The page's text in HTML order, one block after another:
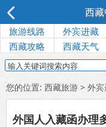
西
旅游线路 外宾进藏
西藏攻略
西藏天气
您的位置: 西藏旅游 > 外
外国人入藏函办理